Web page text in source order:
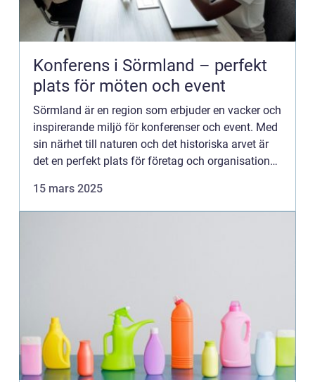
Konferens i Sörmland – perfekt
plats för möten och event
Sörmland är en region som erbjuder en vacker och
inspirerande miljö för konferenser och event. Med
sin närhet till naturen och det historiska arvet är
det en perfekt plats för företag och organisationer
15 mars 2025